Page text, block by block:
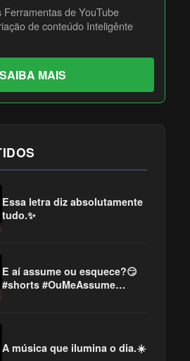
de YouTube
de conteúdo Inteligênte
SAIBA MAIS
Essa letra diz absolutamente
tudo.✨️
E aí assume ou esquece?😏
#shorts #OuMeAssume
A música que ilumina o dia.☀️